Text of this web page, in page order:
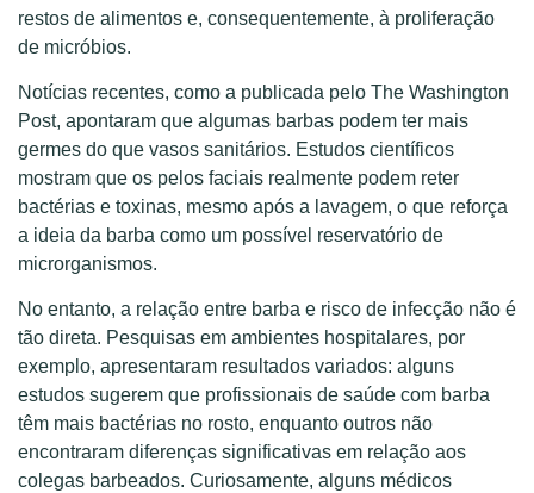
restos de alimentos e, consequentemente, à proliferação
de micróbios.
Notícias recentes, como a publicada pelo The Washington
Post, apontaram que algumas barbas podem ter mais
germes do que vasos sanitários. Estudos científicos
mostram que os pelos faciais realmente podem reter
bactérias e toxinas, mesmo após a lavagem, o que reforça
a ideia da barba como um possível reservatório de
microrganismos.
No entanto, a relação entre barba e risco de infecção não é
tão direta. Pesquisas em ambientes hospitalares, por
exemplo, apresentaram resultados variados: alguns
estudos sugerem que profissionais de saúde com barba
têm mais bactérias no rosto, enquanto outros não
encontraram diferenças significativas em relação aos
colegas barbeados. Curiosamente, alguns médicos